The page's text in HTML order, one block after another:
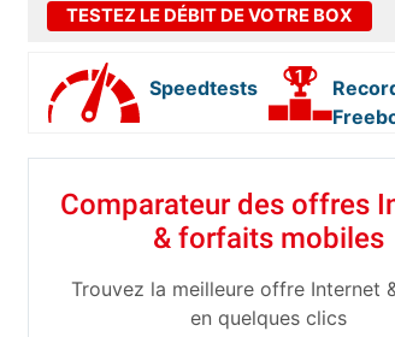
TESTEZ LE DÉBIT DE VOTRE BOX
Speedtests
Comparateur des offres
& forfaits mobiles
Trouvez la meilleure offre Internet
en quelques clics